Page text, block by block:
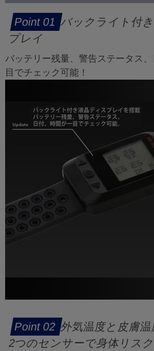
バックライト付
プレイ
バッテリー残量、警告ステータス
目でチェック可能！
外気温度と皮膚
2つのセンサーで身体リス